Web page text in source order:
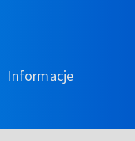
Informacje